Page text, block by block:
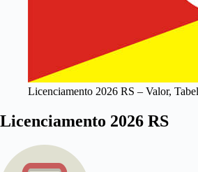
Licenciamento 2026 RS – Valor,
Licenciamento 2026 RS